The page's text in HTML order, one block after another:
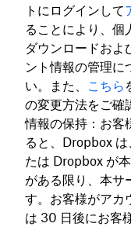
トにログインして
ることにより、個
ダウンロードおよ
ント情報の管理に
い。また、 こちら
の変更方法をご確
情報の保持：お客
ると、Dropbox
たは Dropbox が
がある限り、本サ
す。お客様がアカ
は 30 日後にお客